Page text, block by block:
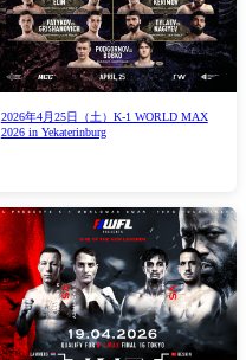
2026年4月25日（土）K-1 WORLD MAX
2026 in Yekaterinburg